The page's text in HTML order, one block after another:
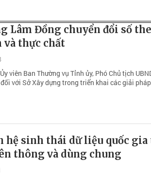
Lâm Đồng chuyển đổi số
thực chất
viên Ban Thường vụ Tỉnh ủy, Phó Chủ tịch
với Sở Xây dựng trong triển khai các giải
hệ sinh thái dữ liệu quốc gia
thông và dùng chung